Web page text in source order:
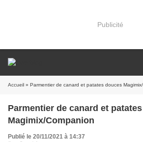
Publicité
Accueil » Parmentier de canard et patates douces
Parmentier de canard et
Magimix/Companion
Publié le 20/11/2021 à 14:37